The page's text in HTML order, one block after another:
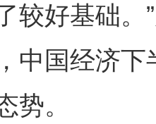
较好基础。
中国经济
势。